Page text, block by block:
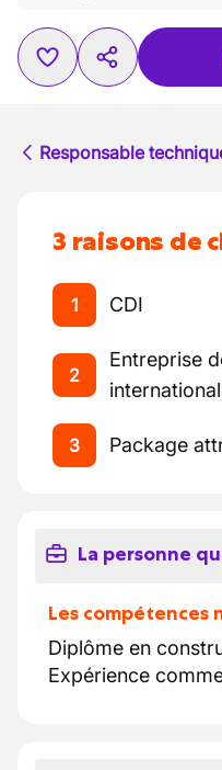
Responsable
3 raisons de
1 CDI
2
Entreprise
3 Package
La personne
Les compétences
Diplôme en
Expérience